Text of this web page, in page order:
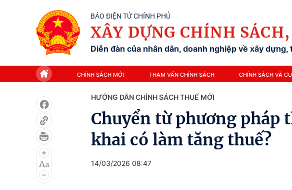
BÁO ĐIỆN TỬ CHÍNH PHỦ
XÂY DỰNG CHÍNH
Diễn đàn của nhân dân, doanh nghiệp về xây
CHÍNH SÁCH MỚI THAM VẤN CHÍNH SÁCH CHÍNH SÁCH VÀ
HƯỚNG DẪN CHÍNH SÁCH THUẾ MỚI
Chuyển từ phương pháp
khai có làm tăng thuế?
14/03/2026 08:47